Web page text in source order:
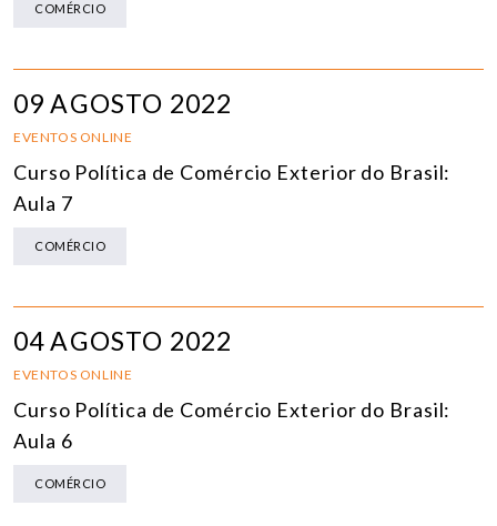
COMÉRCIO
09 AGOSTO 2022
EVENTOS ONLINE
Curso Política de Comércio Exterior do Brasil:
Aula 7
COMÉRCIO
04 AGOSTO 2022
EVENTOS ONLINE
Curso Política de Comércio Exterior do Brasil:
Aula 6
COMÉRCIO